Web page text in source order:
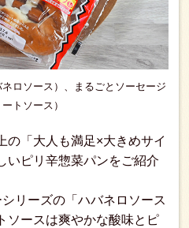
ロソース）、まるごとソーセージ
ートソース）
の「大人も満足×大きめサイ
いピリ辛惣菜パンをご紹介
リーズの「ハバネロソース
ソースは爽やかな酸味とピ